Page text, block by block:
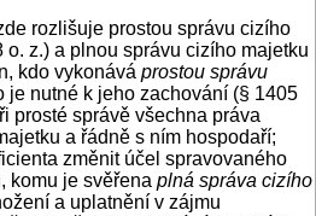
rozlišuje prostou správu cizího
o. z.) a plnou správu cizího majetku
kdo vykonává prostou správu
je nutné k jeho zachování (§ 1405
prosté správě všechna práva
a řádně s ním hospodaří;
změnit účel spravovaného
komu je svěřena plná správa cizího
a uplatnění v zájmu